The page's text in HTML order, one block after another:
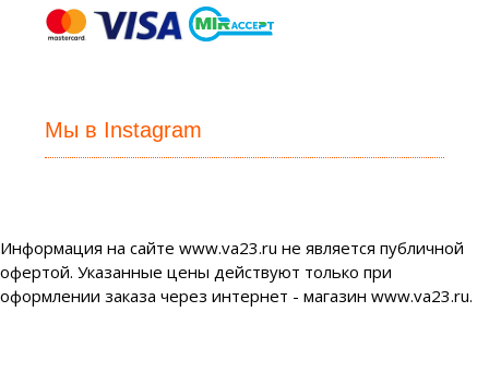
Мы в Instagram
Информация на сайте www.va23.ru не является публичной
офертой. Указанные цены действуют только при
оформлении заказа через интернет - магазин www.va23.ru.